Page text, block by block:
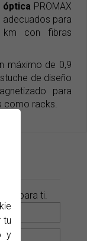
tu
y
óptica PROMAX
para
con fibras
máximo de 0,9
de diseño
para
como racks.
para ti.